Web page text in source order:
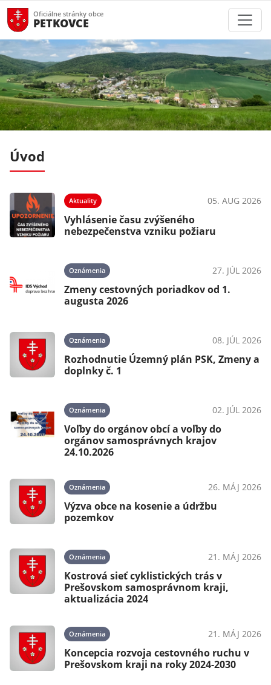
Oficiálne stránky obce
PETKOVCE
Úvod
Aktuality 05. AUG 2026
Vyhlásenie času zvýšeného
nebezpečenstva vzniku požiaru
Oznámenia 27. JÚL 2026
Zmeny cestovných poriadkov od 1.
augusta 2026
Oznámenia 08. JÚL 2026
Rozhodnutie Územný plán PSK, Zmeny a
doplnky č. 1
Oznámenia 02. JÚL 2026
Voľby do orgánov obcí a voľby do
orgánov samosprávnych krajov
24.10.2026
Oznámenia 26. MÁJ 2026
Výzva obce na kosenie a údržbu
pozemkov
Oznámenia 21. MÁJ 2026
Kostrová sieť cyklistických trás v
Prešovskom samosprávnom kraji,
aktualizácia 2024
Oznámenia 21. MÁJ 2026
Koncepcia rozvoja cestovného ruchu v
Prešovskom kraji na roky 2024-2030